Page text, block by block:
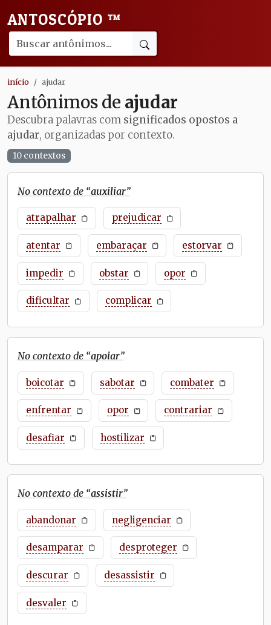
ANTOSCÓPIO ™
início ajudar
Antônimos de ajudar
Descubra palavras com significados opostos a
ajudar, organizadas por contexto.
10 contextos
No contexto de “auxiliar”
atrapalhar prejudicar
atentar embaraçar estorvar
impedir obstar opor
dificultar complicar
No contexto de “apoiar”
boicotar sabotar combater
enfrentar opor contrariar
desafiar hostilizar
No contexto de “assistir”
abandonar negligenciar
desamparar desproteger
descurar desassistir
desvaler